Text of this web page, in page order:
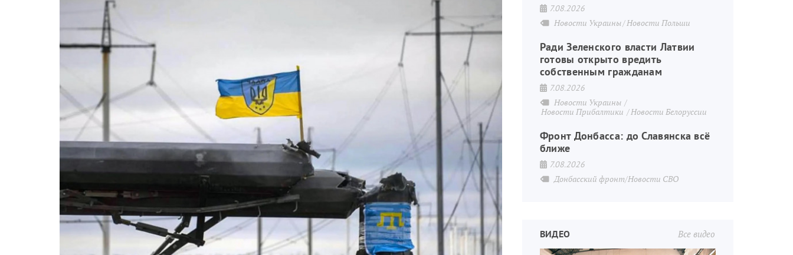
7.08.2026
Новости Украины Новости Польши
Ради Зеленского власти Латвии
готовы открыто вредить
собственным гражданам
7.08.2026
Новости Украины
Новости Прибалтики
Новости Белоруссии
Фронт Донбасса: до Славянска всё
ближе
7.08.2026
Донбасский фронт/Новости СВО
Все видео
ВИДЕО